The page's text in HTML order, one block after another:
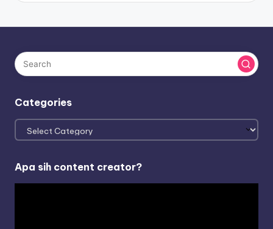
Categories
Categories
Apa sih content creator?